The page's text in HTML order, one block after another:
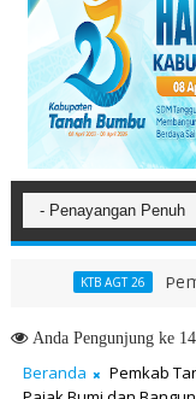
KTB AGT 26 Pemkab
AndaPengunjung ke
Beranda Pemkab